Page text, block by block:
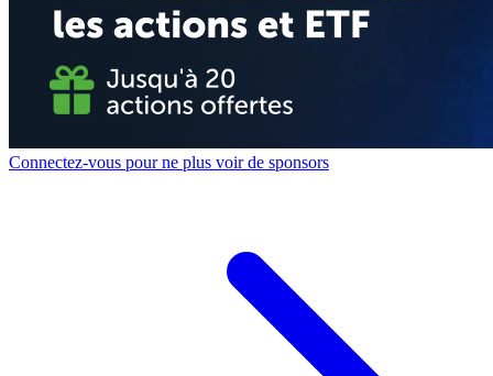
Connectez-vous pour ne plus voir de sponsors